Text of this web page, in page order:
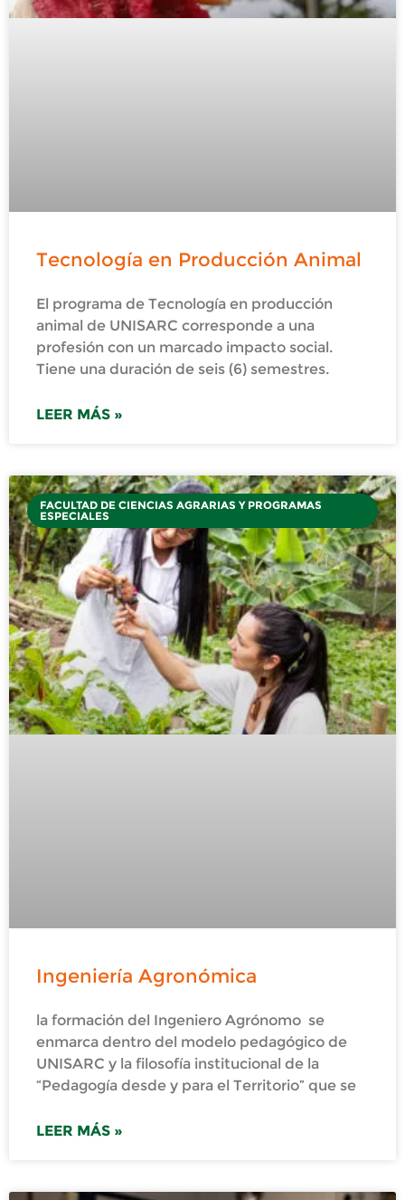
Tecnología en Producción Animal
El programa de Tecnología en producción
animal de UNISARC corresponde a una
profesión con un marcado impacto social.
Tiene una duración de seis (6) semestres.
LEER MÁS »
FACULTAD DE CIENCIAS AGRARIAS Y PROGRAMAS
ESPECIALES
Ingeniería Agronómica
la formación del Ingeniero Agrónomo se
enmarca dentro del modelo pedagógico de
UNISARC y la filosofía institucional de la
“Pedagogía desde y para el Territorio” que se
LEER MÁS »